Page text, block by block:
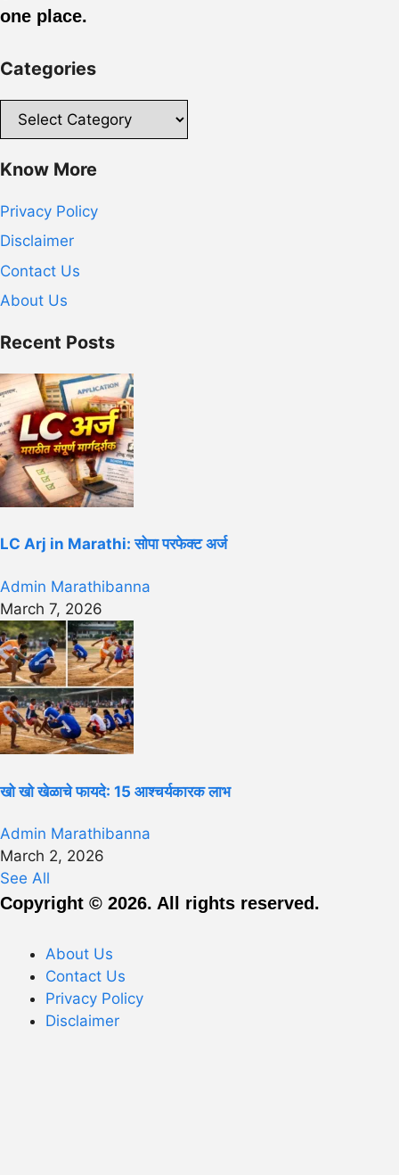
one place.
Categories
Categories
Know More
Privacy Policy
Disclaimer
Contact Us
About Us
Recent Posts
LC Arj in Marathi: सोपा परफेक्ट अर्ज
Admin Marathibanna
March 7, 2026
खो खो खेळाचे फायदे: 15 आश्चर्यकारक लाभ
Admin Marathibanna
March 2, 2026
See All
Copyright © 2026. All rights reserved.
About Us
Contact Us
Privacy Policy
Disclaimer